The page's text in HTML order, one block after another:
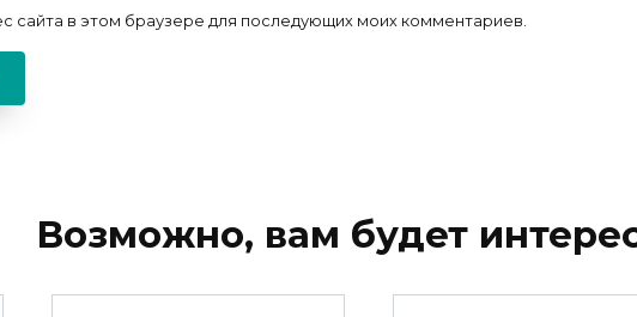
сайта в этом браузере для последующих моих комментариев.
Возможно, вам будет